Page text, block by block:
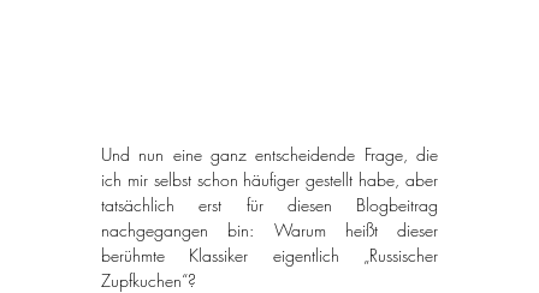
Und nun eine ganz entscheidende Frage, die
ich mir selbst schon häufiger gestellt habe, aber
tatsächlich erst für diesen Blogbeitrag
nachgegangen bin: Warum heißt dieser
berühmte Klassiker eigentlich „Russischer
Zupfkuchen“?